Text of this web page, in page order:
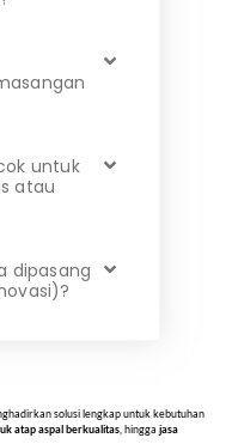
untuk
atau
dipasang
solusi lengkap untuk kebutuhan
atap aspal berkualitas, hingga jasa